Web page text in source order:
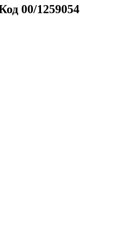
00/1259054